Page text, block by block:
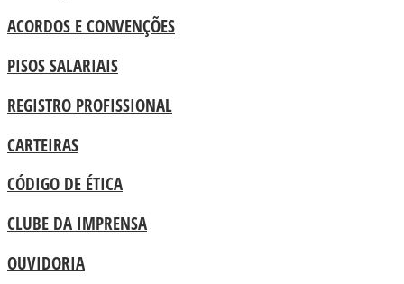
ACORDOS E CONVENÇÕES
PISOS SALARIAIS
REGISTRO PROFISSIONAL
CARTEIRAS
CÓDIGO DE ÉTICA
CLUBE DA IMPRENSA
OUVIDORIA